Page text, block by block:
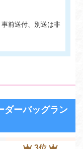
前送付、別送は非
ダーバッグラン